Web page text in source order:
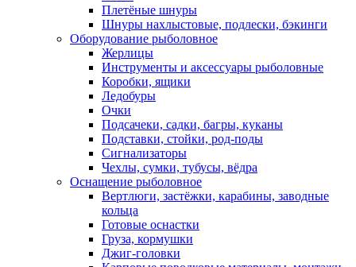
Плетёные шнуры
Шнуры нахлыстовые, подлески, бэкинги
Оборудование рыболовное
Жерлицы
Инструменты и аксессуары рыболовные
Коробки, ящики
Ледобуры
Очки
Подсачеки, садки, багры, куканы
Подставки, стойки, род-поды
Сигнализаторы
Чехлы, сумки, тубусы, вёдра
Оснащение рыболовное
Вертлюги, застёжки, карабины, заводные
кольца
Готовые оснастки
Груза, кормушки
Джиг-головки